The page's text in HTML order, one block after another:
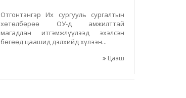
Отгонтэнгэр Их сургууль сургалтын
хөтөлбөрөө ОУ-д амжилттай
магадлан итгэмжлүүлээд эхэлсэн
бөгөөд цаашид дэлхийд хүлээн...
Цааш